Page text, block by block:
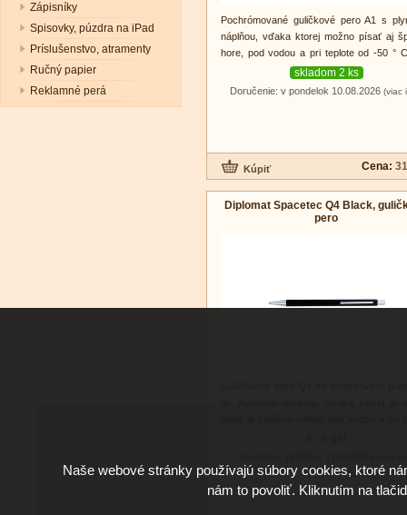
Zápisníky
Spisovky, púzdra na iPad
Príslušenstvo, atramenty
Ručný papier
Reklamné perá
Pochrómované guličkové pero A1 s
náplňou, vďaka ktorej možno písať aj
hore, pod vodou a pri teplote od -50 °
skladom 2 ks
Doručenie: v pondelok 10.08.2026 (viac
Cena:
Diplomat Spacetec Q4 Black,
pero
Naše webové stránky používajú súbory cookies, ktoré
nám to povoliť. Kliknutím na